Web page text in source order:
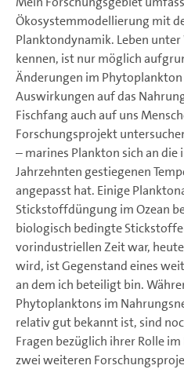
Ökosystemmodellierung mit
Planktondynamik. Leben unter
kennen, ist nur möglich
Änderungen im
Auswirkungen auf das
Fischfang auch auf uns
Forschungsprojekt
– marines Plankton sich an die
Jahrzehnten gestiegenen
angepasst hat. Einige
Stickstoffdüngung im Ozean
biologisch bedingte
vorindustriellen Zeit war,
wird, ist Gegenstand eines
an dem ich beteiligt bin.
Phytoplanktons im
relativ gut bekannt ist, sind
Fragen bezüglich ihrer Rolle
zwei weiteren